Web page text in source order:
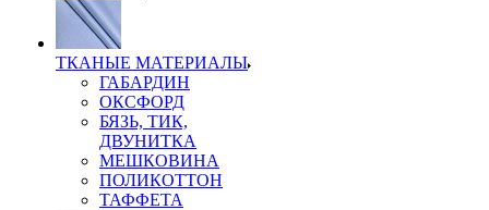
ТКАНЫЕ МАТЕРИАЛЫ
ГАБАРДИН
ОКСФОРД
БЯЗЬ, ТИК,
ДВУНИТКА
МЕШКОВИНА
ПОЛИКОТТОН
ТАФФЕТА